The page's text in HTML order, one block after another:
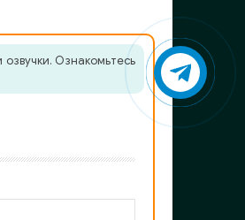
Ознакомьтесь